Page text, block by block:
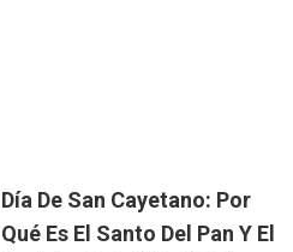
Día De San Cayetano: Por
Qué Es El Santo Del Pan Y El